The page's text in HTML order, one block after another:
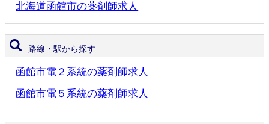
北海道函館市の薬剤師求人
路線・駅から探す
函館市電２系統の薬剤師求人
函館市電５系統の薬剤師求人